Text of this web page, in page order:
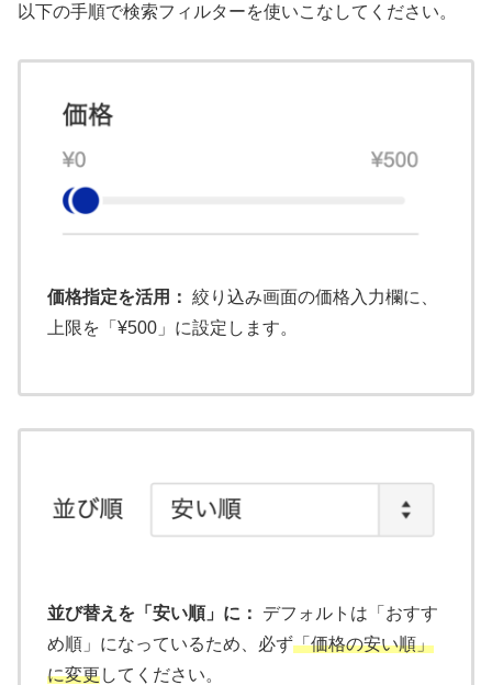
以下の手順で検索フィルターを使いこなしてください。
価格指定を活用： 絞り込み画面の価格入力欄に、
上限を「¥500」に設定します。
並び替えを「安い順」に：
デフォルトは「おすす
め順」になっているため、必ず「価格の安い順」
に変更してください。